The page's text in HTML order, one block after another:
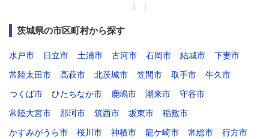
1
茨城県の市区町村から探す
水戸市 日立市 土浦市 古河市 石岡市 結城市
下妻市
常陸太田市
高萩市 北茨城市 笠間市 取手市
牛久市
つくば市
ひたちなか市 鹿嶋市 潮来市
守谷市
常陸大宮市
那珂市 筑西市 坂東市
稲敷市
かすみがうら市
桜川市 神栖市 龍ケ崎市 常総市
行方市